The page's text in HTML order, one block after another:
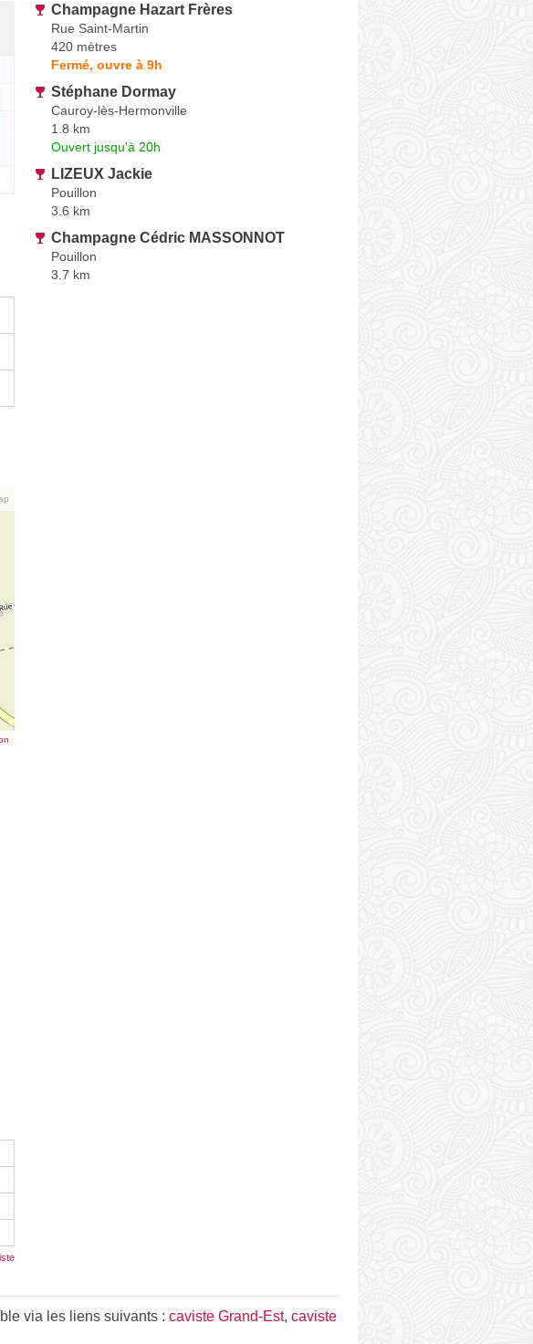
Champagne Hazart Frères
Rue Saint-Martin
420 mètres
Fermé, ouvre à 9h
Stéphane Dormay
Cauroy-lès-Hermonville
1.8 km
Ouvert jusqu'à 20h
LIZEUX Jackie
Pouillon
3.6 km
Champagne Cédric MASSONNOT
Pouillon
3.7 km
via les liens suivants : caviste Grand-Est, caviste